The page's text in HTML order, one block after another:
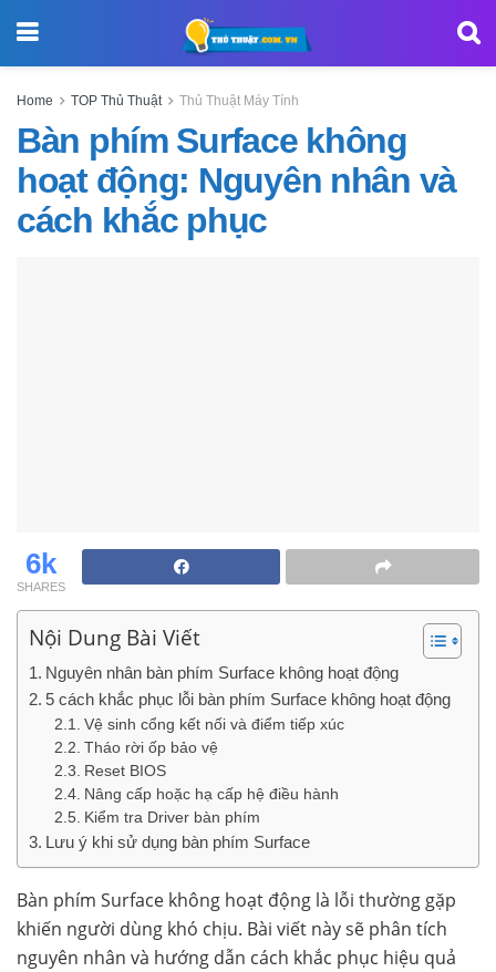
Home TOP Thủ Thuật Thủ Thuật Máy Tính
Bàn phím Surface không
hoạt động: Nguyên nhân và
cách khắc phục
6k
SHARES
Nội Dung Bài Viết
Nguyên nhân bàn phím Surface không hoạt động
5 cách khắc phục lỗi bàn phím Surface không hoạt động
Vệ sinh cổng kết nối và điểm tiếp xúc
Tháo rời ốp bảo vệ
Reset BIOS
Nâng cấp hoặc hạ cấp hệ điều hành
Kiểm tra Driver bàn phím
Lưu ý khi sử dụng bàn phím Surface
Bàn phím Surface không hoạt động là lỗi thường gặp
khiến người dùng khó chịu. Bài viết này sẽ phân tích
nguyên nhân và hướng dẫn cách khắc phục hiệu quả